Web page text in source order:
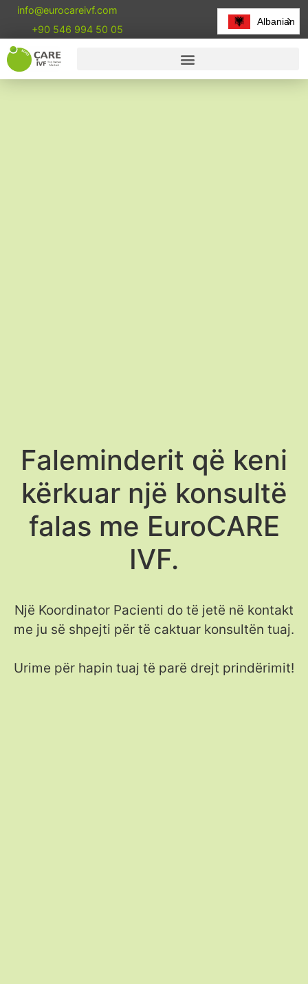
info@eurocareivf.com
+90 546 994 50 05
Faleminderit që keni
kërkuar një konsultë
falas me EuroCARE
IVF.
Një Koordinator Pacienti do të jetë në kontakt
me ju së shpejti për të caktuar konsultën tuaj.
Urime për hapin tuaj të parë drejt prindërimit!
Albanian